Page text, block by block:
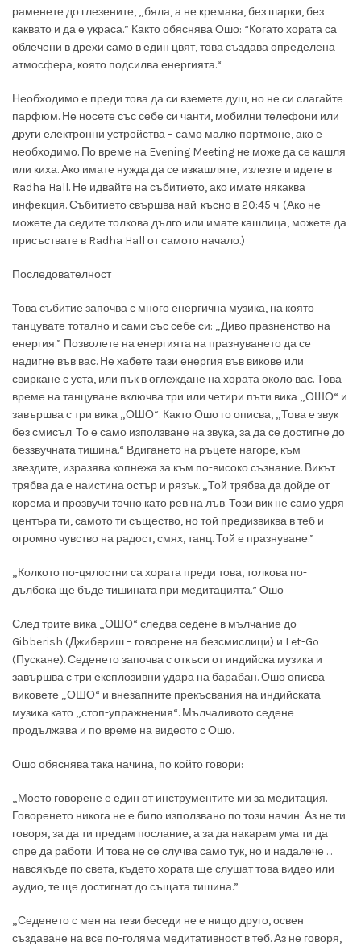
раменете до глезените, „бяла, а не кремава, без шарки, без
каквато и да е украса.” Както обяснява Ошо: “Когато хората са
облечени в дрехи само в един цвят, това създава определена
атмосфера, която подсилва енергията.“
Необходимо е преди това да си вземете душ, но не си слагайте
парфюм. Не носете със себе си чанти, мобилни телефони или
други електронни устройства – само малко портмоне, ако е
необходимо. По време на Evening Meeting не може да се кашля
или киха. Ако имате нужда да се изкашляте, излезте и идете в
Radha Hall. Не идвайте на събитието, ако имате някаква
инфекция. Събитието свършва най-късно в 20:45 ч. (Ако не
можете да седите толкова дълго или имате кашлица, можете да
присъствате в Radha Hall от самото начало.)
Последователност
Това събитие започва с много енергична музика, на която
танцувате тотално и сами със себе си: „Диво празненство на
енергия.” Позволете на енергията на празнуването да се
надигне във вас. Не хабете тази енергия във викове или
свиркане с уста, или пък в оглеждане на хората около вас. Това
време на танцуване включва три или четири пъти вика „ОШО“ и
завършва с три вика „ОШО“. Както Ошо го описва, „Това е звук
без смисъл. То е само използване на звука, за да се достигне до
беззвучната тишина.“ Вдигането на ръцете нагоре, към
звездите, изразява копнежа за към по-високо съзнание. Викът
трябва да е наистина остър и рязък. „Той трябва да дойде от
корема и прозвучи точно като рев на лъв. Този вик не само удря
центъра ти, самото ти същество, но той предизвиква в теб и
огромно чувство на радост, смях, танц. Той е празнуване.”
„Колкото по-цялостни са хората преди това, толкова по-
дълбока ще бъде тишината при медитацията.” Ошо
След трите вика „ОШО“ следва седене в мълчание до
Gibberish (Джибeриш – говорене на безсмислици) и Let-Go
(Пускане). Седенето започва с откъси от индийска музика и
завършва с три експлозивни удара на барабан. Ошо описва
виковете „ОШО“ и внезапните прекъсвания на индийската
музика като „стоп-упражнения“. Мълчаливото седене
продължава и по време на видеото с Ошо.
Ошо обяснява така начина, по който говори:
„Моето говорене е един от инструментите ми за медитация.
Говоренето никога не е било използвано по този начин: Аз не ти
говоря, за да ти предам послание, а за да накарам ума ти да
спре да работи. И това не се случва само тук, но и надалече …
навсякъде по света, където хората ще слушат това видео или
аудио, те ще достигнат до същата тишина.”
„Седенето с мен на тези беседи не е нищо друго, освен
създаване на все по-голяма медитативност в теб. Аз не говоря,